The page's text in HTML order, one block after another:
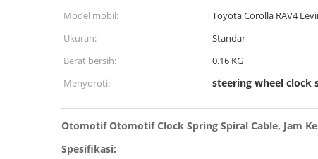
Model mobil:
Toyota Corolla RAV4
Ukuran:
Standar
Berat bersih:
0.16 KG
Menyoroti:
steering wheel clock
Otomotif Otomotif Clock Spring Spiral Cable, Jam
Spesifikasi: